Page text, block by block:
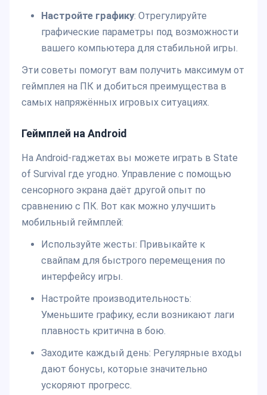
Настройте графику: Отрегулируйте
графические параметры под возможности
вашего компьютера для стабильной игры.
Эти советы помогут вам получить максимум от
геймплея на ПК и добиться преимущества в
самых напряжённых игровых ситуациях.
Геймплей на Android
На Android-гаджетах вы можете играть в State
of Survival где угодно. Управление с помощью
сенсорного экрана даёт другой опыт по
сравнению с ПК. Вот как можно улучшить
мобильный геймплей:
Используйте жесты: Привыкайте к
свайпам для быстрого перемещения по
интерфейсу игры.
Настройте производительность:
Уменьшите графику, если возникают лаги
плавность критична в бою.
Заходите каждый день: Регулярные входы
дают бонусы, которые значительно
ускоряют прогресс.